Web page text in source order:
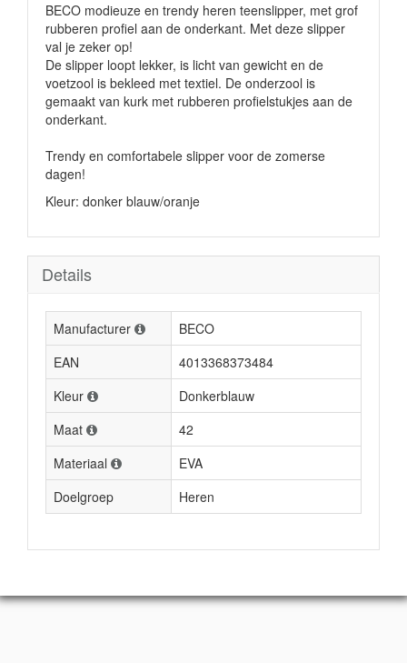
BECO modieuze en trendy heren teenslipper, met grof
rubberen profiel aan de onderkant. Met deze slipper
val je zeker op!
De slipper loopt lekker, is licht van gewicht en de
voetzool is bekleed met textiel. De onderzool is
gemaakt van kurk met rubberen profielstukjes aan de
onderkant.
Trendy en comfortabele slipper voor de zomerse
dagen!
Kleur: donker blauw/oranje
Details
Manufacturer
BECO
EAN
4013368373484
Kleur
Donkerblauw
Maat
42
Materiaal
EVA
Doelgroep
Heren